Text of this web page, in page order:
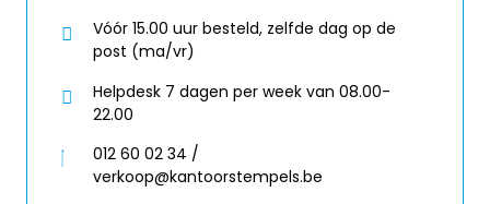
Vóór 15.00 uur besteld, zelfde dag op de
post (ma/vr)
Helpdesk 7 dagen per week van 08.00-
22.00
012 60 02 34 /
verkoop@kantoorstempels.be